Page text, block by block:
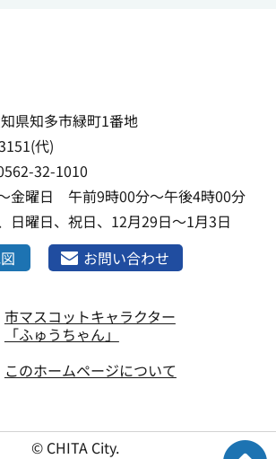
県知多市緑町1番地
代)
32-1010
金曜日 午前9時00分～午後4時00分
日曜日、祝日、12月29日～1月3日
お問い合わせ
市マスコットキャラクター
「ふゅうちゃん」
このホームページについて
© CHITA City.